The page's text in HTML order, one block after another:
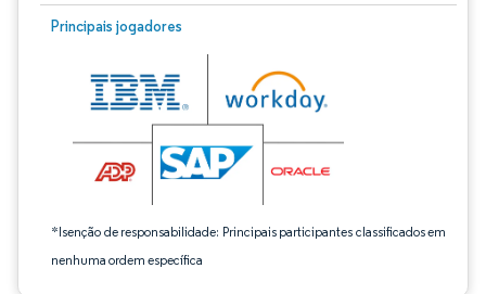
Principais jogadores
*Isenção de responsabilidade: Principais participantes classificados em
nenhuma ordem específica
Imagem © Mordor Intelligence. O reuso requer atribuição conforme CC BY 4.0.